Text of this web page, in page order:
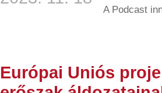
A Podcast
Európai Uniós